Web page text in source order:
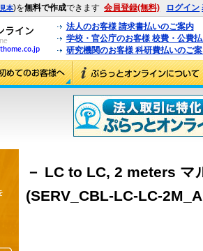
見本)を無料で作成できます 会員登録(無料) ログイン
法人のお客様 請求書払いのご案内
学校・官公庁のお客様 校費・公費
研究機関のお客様 科研費払いのご
－ LC to LC, 2 meters マ
(SERV_CBL-LC-LC-